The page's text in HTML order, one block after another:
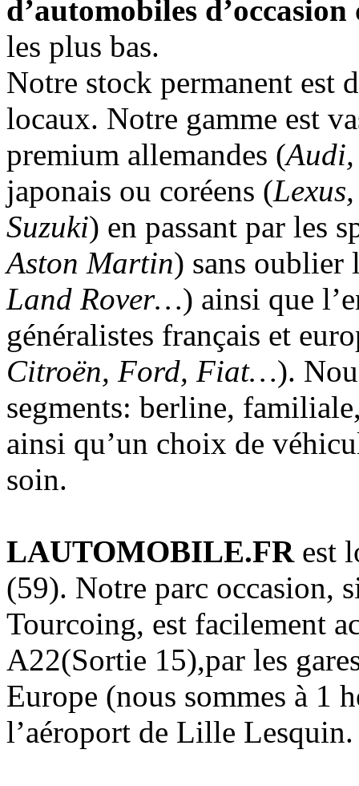
d’automobiles d’occasion
les plus bas.
Notre stock permanent est
locaux. Notre gamme est
premium allemandes (Audi,
japonais ou coréens (
Suzuki) en passant par les
Aston Martin) sans oublier
Land Rover…) ainsi que
généralistes français et
Citroën, Ford, Fiat…).
segments: berline,
ainsi qu’un choix de
soin.
LAUTOMOBILE.FRest
(59). Notre parc occasion,
Tourcoing, est facilement
A22(Sortie 15),par les
Europe (nous sommes à 1
l’aéroport de Lille Lesquin.